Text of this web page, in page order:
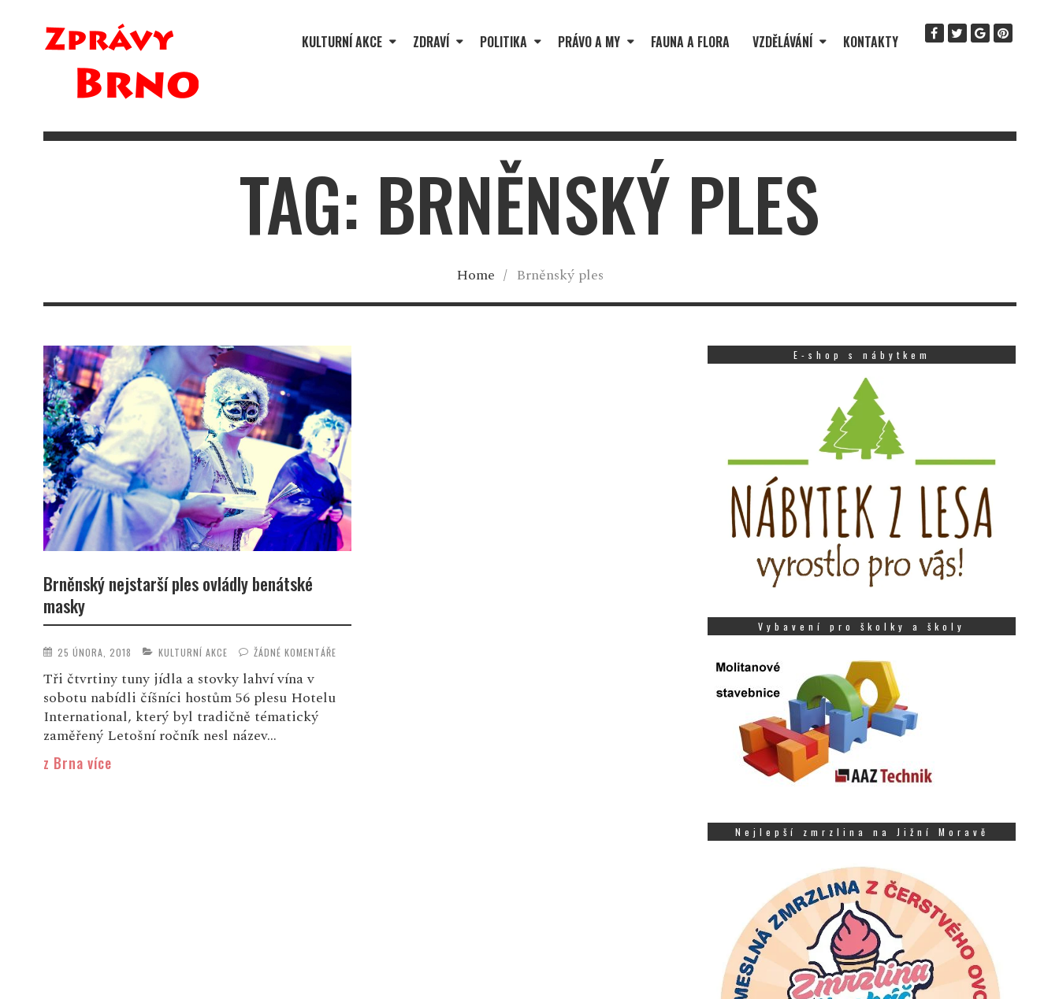
KULTURNÍ AKCE ZDRAVÍ POLITIKA PRÁVO A MY FAUNA A FLORA VZDĚLÁVÁNÍ KONTAKTY
TAG: BRNĚNSKÝ PLES
Home / Brněnský ples
Brněnský nejstarší ples ovládly benátské
masky
25 ÚNORA, 2018 KULTURNÍ AKCE ŽÁDNÉ KOMENTÁŘE
Tři čtvrtiny tuny jídla a stovky lahví vína v
sobotu nabídli číšníci hostům 56 plesu Hotelu
International, který byl tradičně tématický
zaměřený Letošní ročník nesl název...
z Brna více
E-shop s nábytkem
Vybavení pro školky a školy
Nejlepší zmrzlina na Jižní Moravě